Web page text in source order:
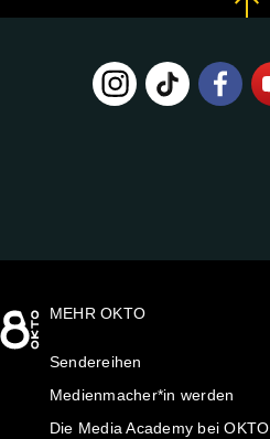
MEHR OKTO
Sendereihen
Medienmacher*in werden
Die Media Academy bei OKTO